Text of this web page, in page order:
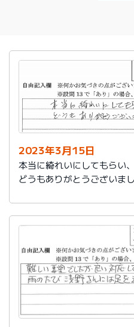
2023年3月15日
本当に綺れいにしてもらい
どうもありがとうございまし